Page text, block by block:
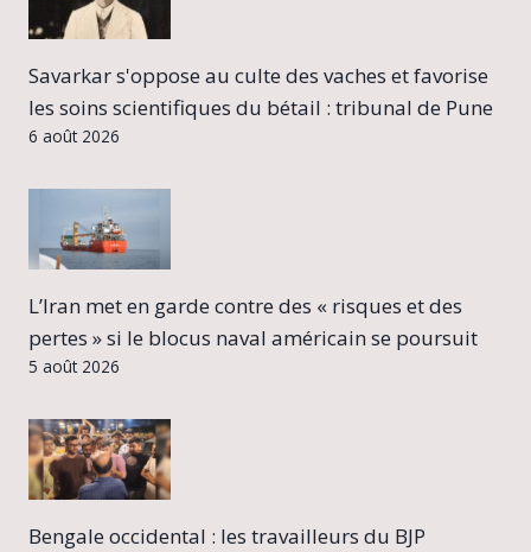
Savarkar s'oppose au culte des vaches et favorise
les soins scientifiques du bétail : tribunal de Pune
6 août 2026
L’Iran met en garde contre des « risques et des
pertes » si le blocus naval américain se poursuit
5 août 2026
Bengale occidental : les travailleurs du BJP